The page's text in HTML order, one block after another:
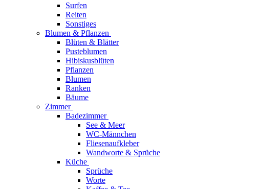
Surfen
Reiten
Sonstiges
Blumen & Pflanzen
Blüten & Blätter
Pusteblumen
Hibiskusblüten
Pflanzen
Blumen
Ranken
Bäume
Zimmer
Badezimmer
See & Meer
WC-Männchen
Fliesenaufkleber
Wandworte & Sprüche
Küche
Sprüche
Worte